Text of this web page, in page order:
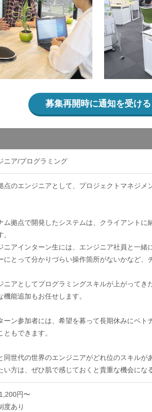
募集再開時に通知を受ける
ニア/プログラミング
点のエンジニアとして、プロジェクトマネジメ
ム拠点で開発したシステムは、クライアントに
。
ニアインターン生には、エンジニア社員と一緒
にとって分かりづらい操作箇所がないかなど、
ニアとしてプログラミングスキルが上がってき
機能追加もお任せします。
ーン参加者には、希望を募って長期休みにベト
ともできます。
同世代の世界のエンジニアがどれ位のスキルが
い方は、ぜひ肌で感じておくと貴重な機会にな
円〜
度あり